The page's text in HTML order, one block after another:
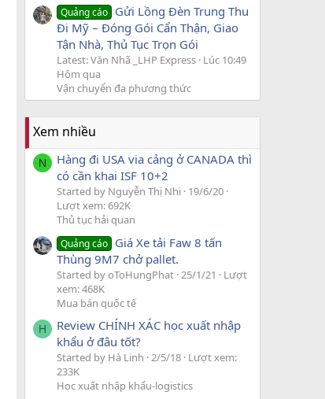
Quảng cáo Gửi Lồng Đèn Trung Thu
Đi Mỹ – Đóng Gói Cẩn Thận, Giao
Tận Nhà, Thủ Tục Trọn Gói
Latest: Văn Nhã _LHP Express Lúc 10:49
Hôm qua
Vận chuyển đa phương thức
Xem nhiều
N
Hàng đi USA via cảng ở CANADA thì
có cần khai ISF 10+2
Started by Nguyễn Thị Nhi 19/6/20
Lượt xem: 692K
Thủ tục hải quan
Quảng cáo Giá Xe tải Faw 8 tấn
Thùng 9M7 chở pallet.
Started by oToHungPhat 25/1/21
Lượt
xem: 468K
Mua bán quốc tế
H
Review CHÍNH XÁC học xuất nhập
khẩu ở đâu tốt?
Started by Hà Linh 2/5/18 Lượt xem:
233K
Học xuất nhập khẩu-logistics